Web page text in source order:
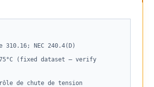
310.16; NEC 240.4(D)
(fixed dataset — verify
de chute de tension